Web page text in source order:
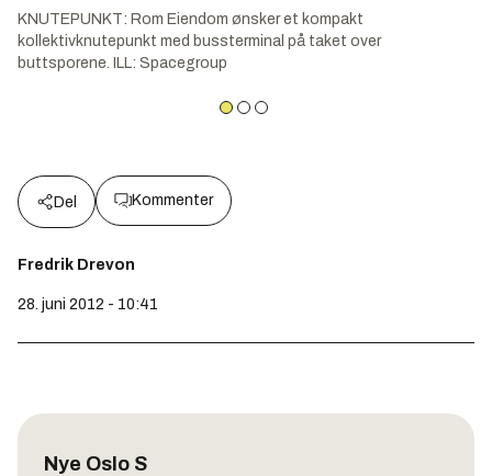
KNUTEPUNKT: Rom Eiendom ønsker et kompakt
kollektivknutepunkt med bussterminal på taket over
buttsporene. ILL: Spacegroup
Del Kommenter
Fredrik Drevon
28. juni 2012 - 10:41
Nye Oslo S